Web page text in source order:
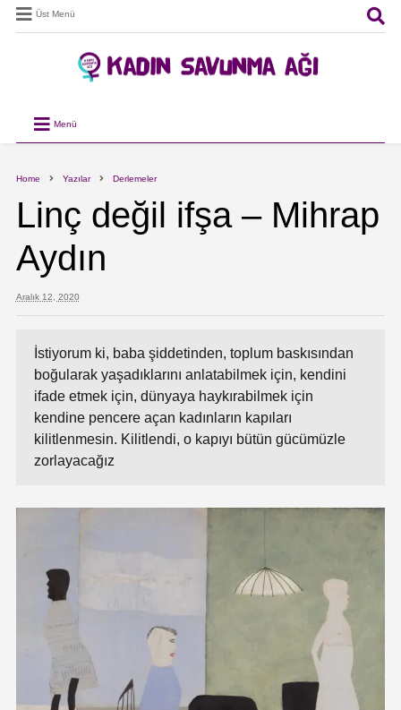
Üst Menü
Menü
Home Yazılar Derlemeler
Linç değil ifşa – Mihrap
Aydın
Aralık 12, 2020
İstiyorum ki, baba şiddetinden, toplum baskısından
boğularak yaşadıklarını anlatabilmek için, kendini
ifade etmek için, dünyaya haykırabilmek için
kendine pencere açan kadınların kapıları
kilitlenmesin. Kilitlendi, o kapıyı bütün gücümüzle
zorlayacağız